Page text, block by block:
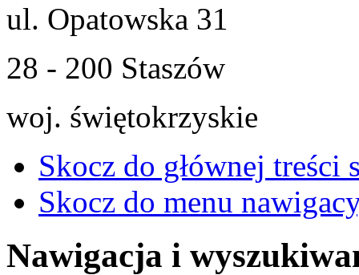
ul. Opatowska 31
28 - 200 Staszów
woj. świętokrzyskie
Skocz do głównej treści
Skocz do menu
Nawigacja i